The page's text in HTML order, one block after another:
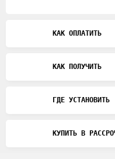
КАК ОПЛАТИТЬ
КАК ПОЛУЧИТЬ
ГДЕ УСТАНОВИТЬ
КУПИТЬ В